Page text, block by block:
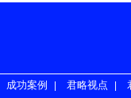
成功案例 君略视点